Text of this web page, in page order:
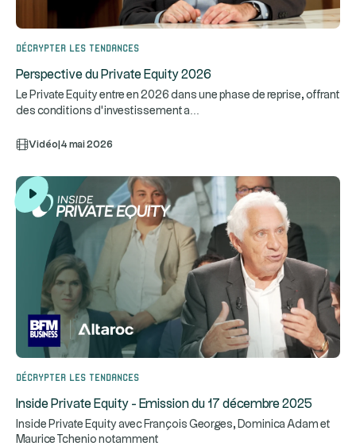
Décrypter les tendances
Perspective du Private Equity 2026
Le Private Equity entre en 2026 dans une phase de reprise, offrant
des conditions d’investissement a
Vidéo 4 mai 2026
Décrypter les tendances
Inside Private Equity - Emission du 17 décembre 2025
Inside Private Equity avec François Georges, Dominica Adam et
Maurice Tchenio notamment